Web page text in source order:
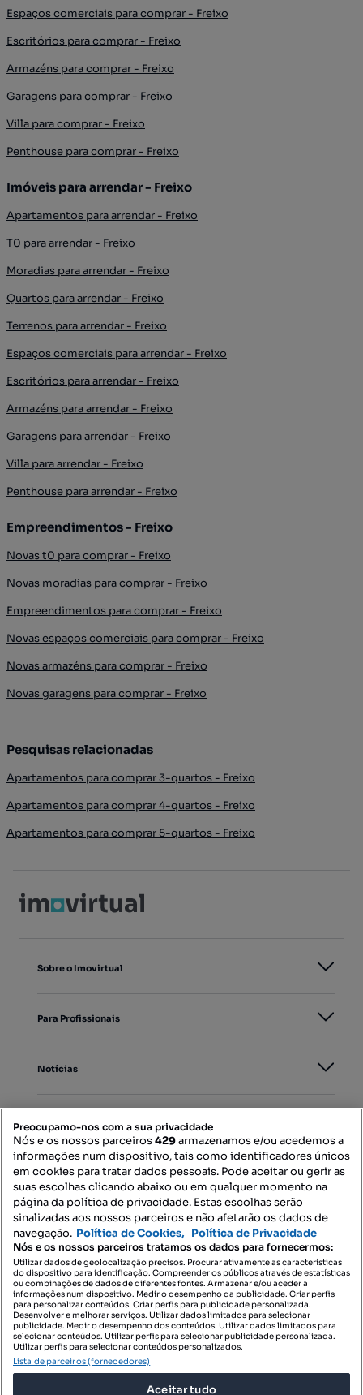
Espaços comerciais para comprar - Freixo
Escritórios para comprar - Freixo
Armazéns para comprar - Freixo
Garagens para comprar - Freixo
Villa para comprar - Freixo
Penthouse para comprar - Freixo
Imóveis para arrendar - Freixo
Apartamentos para arrendar - Freixo
T0 para arrendar - Freixo
Moradias para arrendar - Freixo
Quartos para arrendar - Freixo
Terrenos para arrendar - Freixo
Espaços comerciais para arrendar - Freixo
Escritórios para arrendar - Freixo
Armazéns para arrendar - Freixo
Garagens para arrendar - Freixo
Villa para arrendar - Freixo
Penthouse para arrendar - Freixo
Empreendimentos - Freixo
Novas t0 para comprar - Freixo
Novas moradias para comprar - Freixo
Empreendimentos para comprar - Freixo
Novas espaços comerciais para comprar - Freixo
Novas armazéns para comprar - Freixo
Novas garagens para comprar - Freixo
Pesquisas relacionadas
Apartamentos para comprar 3-quartos - Freixo
Apartamentos para comprar 4-quartos - Freixo
Apartamentos para comprar 5-quartos - Freixo
Sobre o Imovirtual
Para Profissionais
Notícias
Mapa do Site
Contacte-nos
SIGA-NOS:
DESCARREGAR NA:
Preocupamo-nos com a sua privacidade
Nós e os nossos parceiros429armazenamos e/ou acedemos a
informações num dispositivo, tais como identificadores únicos
em cookies para tratar dados pessoais. Pode aceitar ou gerir as
suas escolhas clicando abaixo ou em qualquer momento na
página da política de privacidade. Estas escolhas serão
sinalizadas aos nossos parceiros e não afetarão os dados de
navegação. Política de Cookies, Política de Privacidade
Nós e os nossos parceiros tratamos os dados para fornecermos:
Utilizar dados de geolocalização precisos. Procurar ativamente as características
do dispositivo para identificação. Compreender os públicos através de estatísticas
ou combinações de dados de diferentes fontes. Armazenar e/ou aceder a
informações num dispositivo. Medir o desempenho da publicidade. Criar perfis
para personalizar conteúdos. Criar perfis para publicidade personalizada.
Desenvolver e melhorar serviços. Utilizar dados limitados para selecionar
publicidade. Medir o desempenho dos conteúdos. Utilizar dados limitados para
selecionar conteúdos. Utilizar perfis para selecionar publicidade personalizada.
Utilizar perfis para selecionar conteúdos personalizados.
Lista de parceiros (fornecedores)
Aceitar tudo